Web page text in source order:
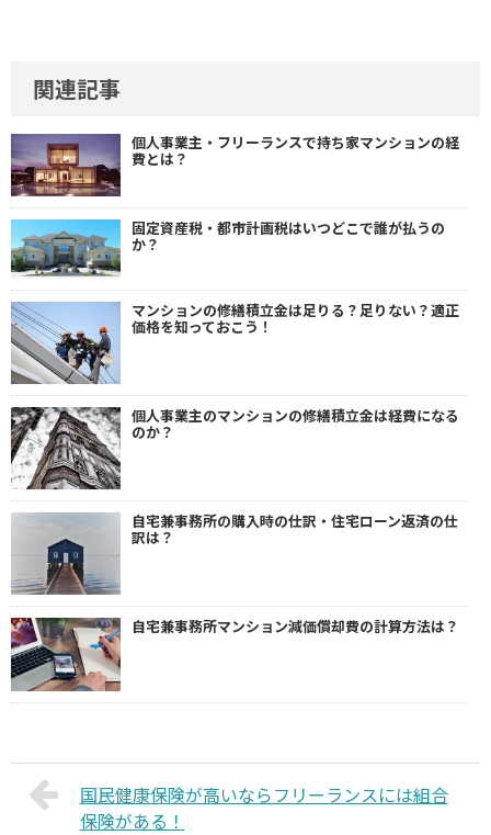
関連記事
個人事業主・フリーランスで持ち家マンションの経
費とは？
固定資産税・都市計画税はいつどこで誰が払うの
か？
マンションの修繕積立金は足りる？足りない？適正
価格を知っておこう！
個人事業主のマンションの修繕積立金は経費になる
のか？
自宅兼事務所の購入時の仕訳・住宅ローン返済の仕
訳は？
自宅兼事務所マンション減価償却費の計算方法は？
国民健康保険が高いならフリーランスには組合
保険がある！